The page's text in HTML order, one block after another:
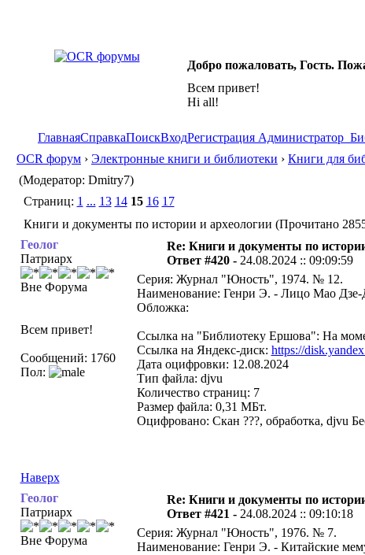
Добро пожаловать, Гость.
Всем привет!
Hi all!
ГлавнаяСправкаПоискВходРегистрация Администратор
OCR форум › Электронные книги и библиотеки › Книги для
(Модератор: Dmitry7)
Страниц: 1 ... 13 14 15 16 17
Книги и документы по истории и археологии (Прочитано
Геолог
Патриарх
Вне Форума
Всем привет!
Сообщений: 1760
Пол:
Re: Книги и документы по
Ответ #420 - 24.08.2024 :: 09:09:59
Серия: Журнал "Юность", 1974. № 12.
Наименование: Генри Э. - Лицо Мао Дзе-
Обложка:
Ссылка на "Библиотеку Ершова": На
Ссылка на Яндекс-диск: https://
Дата оцифровки: 12.08.2024
Тип файла: djvu
Количество страниц: 7
Размер файла: 0,31 МБт.
Оцифровано: Скан ???, обработка, djvu
Наверх
Геолог
Патриарх
Вне Форума
Re: Книги и документы по
Ответ #421 - 24.08.2024 :: 09:10:18
Серия: Журнал "Юность", 1976. № 7.
Наименование: Генри Э. - Китайские